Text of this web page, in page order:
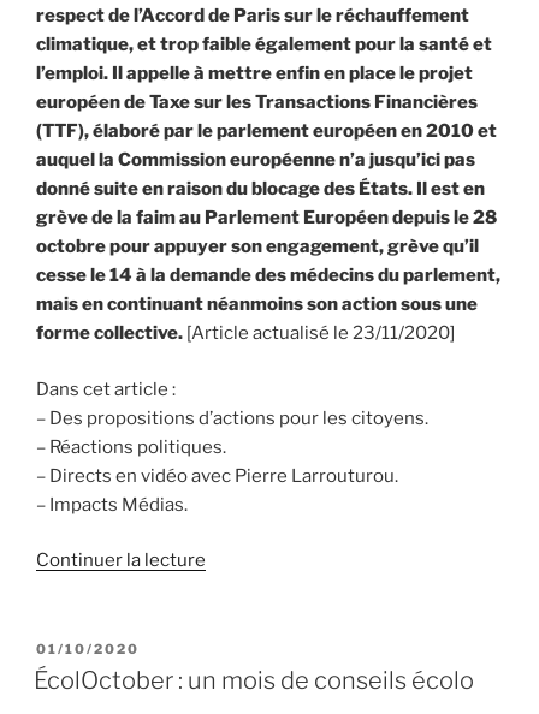
respect de l’Accord de Paris sur le réchauffement
climatique, et trop faible également pour la santé et
l’emploi. Il appelle à mettre enfin en place le projet
européen de Taxe sur les Transactions Financières
(TTF), élaboré par le parlement européen en 2010 et
auquel la Commission européenne n’a jusqu’ici pas
donné suite en raison du blocage des États.
Il est en
grève de la faim au Parlement Européen depuis le 28
octobre pour appuyer son engagement, grève qu’il
cesse le 14 à la demande des médecins du parlement,
mais en continuant néanmoins son action sous une
forme collective. [Article actualisé le 23/11/2020]
Dans cet article :
– Des propositions d’actions pour les citoyens.
– Réactions politiques.
– Directs en vidéo avec Pierre Larrouturou.
– Impacts Médias.
Continuer la lecture
la
PUBLIÉ
LE
01/10/2020
ÉcolOctober : un mois de conseils écolo